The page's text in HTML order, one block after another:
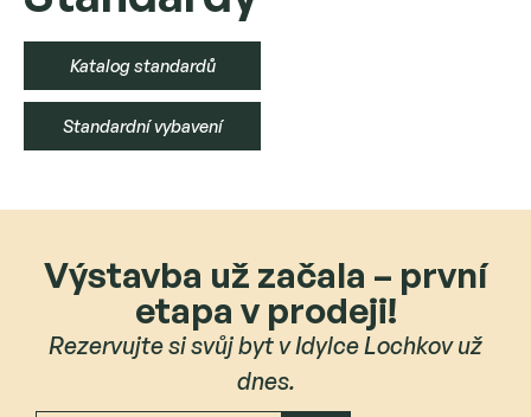
Katalog standardů
Standardní vybavení
Výstavba už začala – první
etapa v prodeji!
Rezervujte si svůj byt v Idylce Lochkov už
dnes.